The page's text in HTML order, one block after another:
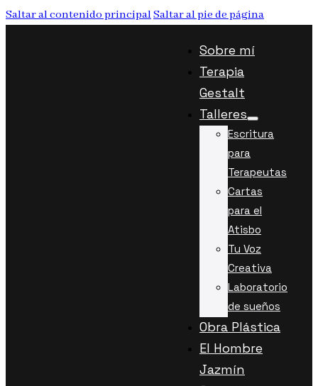
Saltar al contenido principalSaltar al pie de página
Sobre mí
Terapia
Gestalt
Talleres
Escritura
para
Terapeutas
Cartas
para el
Atisbo
Tu Voz
Creativa
Laboratorio
de sueños
Obra Plástica
El Hombre
Jazmín